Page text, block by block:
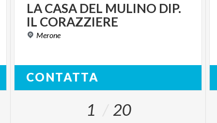
LACASA DEL MULINO DIP.
IL CORAZZIERE
Merone
CONTATTA
1 20